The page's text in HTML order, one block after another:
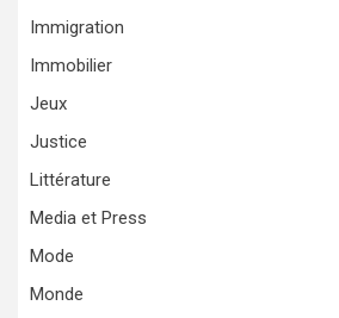
Immigration
Immobilier
Jeux
Justice
Littérature
Media et Press
Mode
Monde